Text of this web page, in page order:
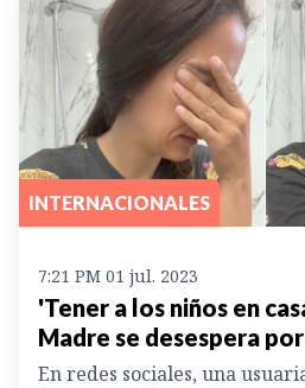
INTERNACIONALES
7:21 PM 01 jul. 2023
'Tener a los niños en
Madre se desespera
En redes sociales, una